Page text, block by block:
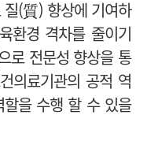
(質) 향상에 기여하
환경 격차를 줄이기
로 전문성 향상을 통
의료기관의 공적 역
을 수행 할 수 있을